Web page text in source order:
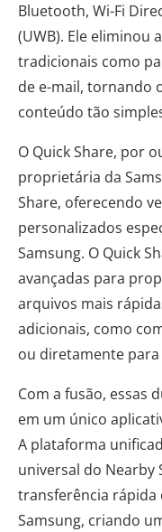
Bluetooth, Wi-Fi
(UWB). Ele eliminou
tradicionais como
de e-mail, tornando
conteúdo tão
O Quick Share, por
proprietária da
Share, oferecendo
personalizados
Samsung. O Quick
avançadas para
arquivos mais
adicionais, como
ou diretamente para
Com a fusão, essas
em um único
A plataforma
universal do Nearby
transferência rápida
Samsung, criando